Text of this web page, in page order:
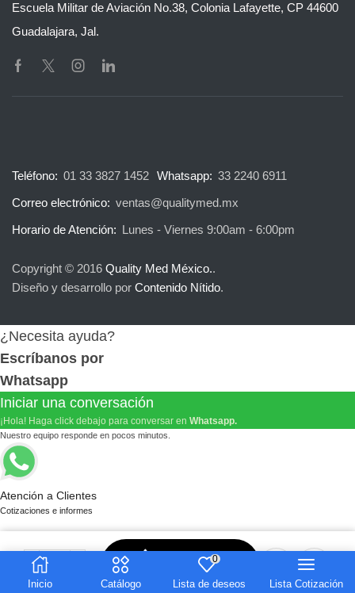
Agregar a
cotización
Inicio Catálogo
0
Lista de deseos Lista Cotización
Escuela Militar de Aviación No.38, Colonia Lafayette, CP 44600
Guadalajara, Jal.
Teléfono: 01 33 3827 1452 Whatsapp: 33 2240 6911
Correo electrónico: ventas@qualitymed.mx
Horario de Atención: Lunes - Viernes 9:00am - 6:00pm
Copyright © 2016 Quality Med México..
Diseño y desarrollo por Contenido Nítido.
¿Necesita ayuda?
Escríbanos por
Whatsapp
Iniciar una conversación
¡Hola! Haga click debajo para conversar en Whatsapp.
Nuestro equipo responde en pocos minutos.
Atención a Clientes
Cotizaciones e informes